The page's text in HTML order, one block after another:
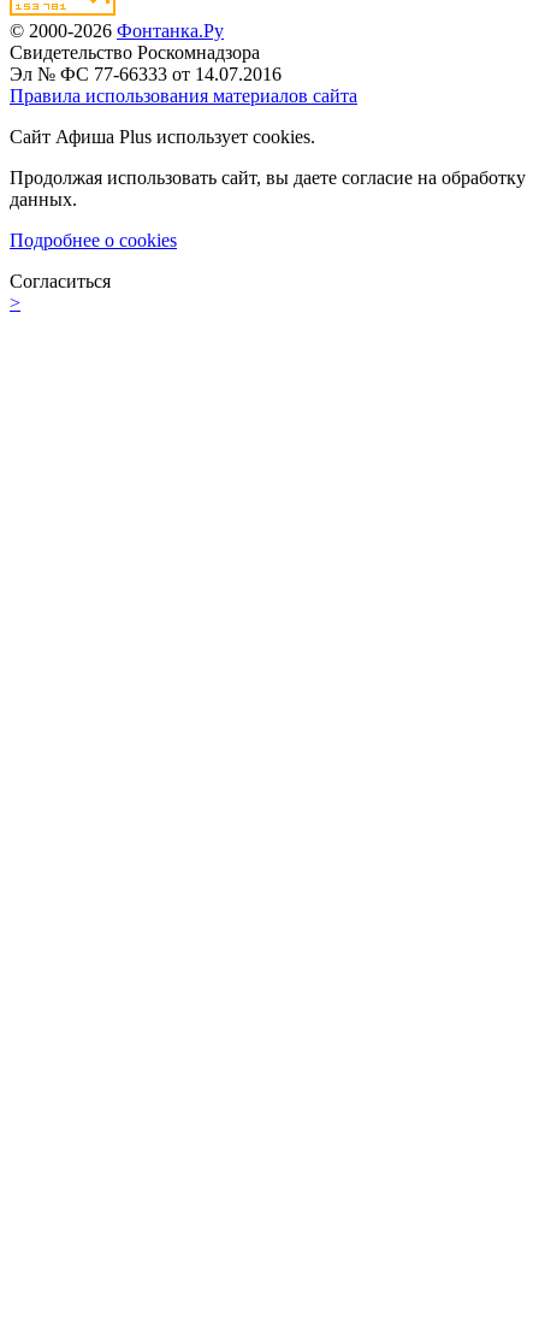
© 2000-2026 Фонтанка.Ру
Свидетельство Роскомнадзора
Эл № ФС 77-66333 от 14.07.2016
Правила использования материалов сайта
Сайт Афиша Plus использует cookies.
Продолжая использовать сайт, вы даете согласие на обработку
данных.
Подробнее о cookies
Согласиться
>